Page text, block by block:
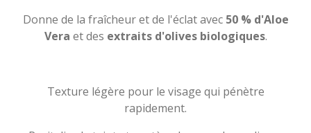
Donne de la fraîcheur et de l'éclat avec 50 % d'Aloe
Vera et des extraits d'olives biologiques.
Texture légère pour le visage qui pénètre
rapidement.